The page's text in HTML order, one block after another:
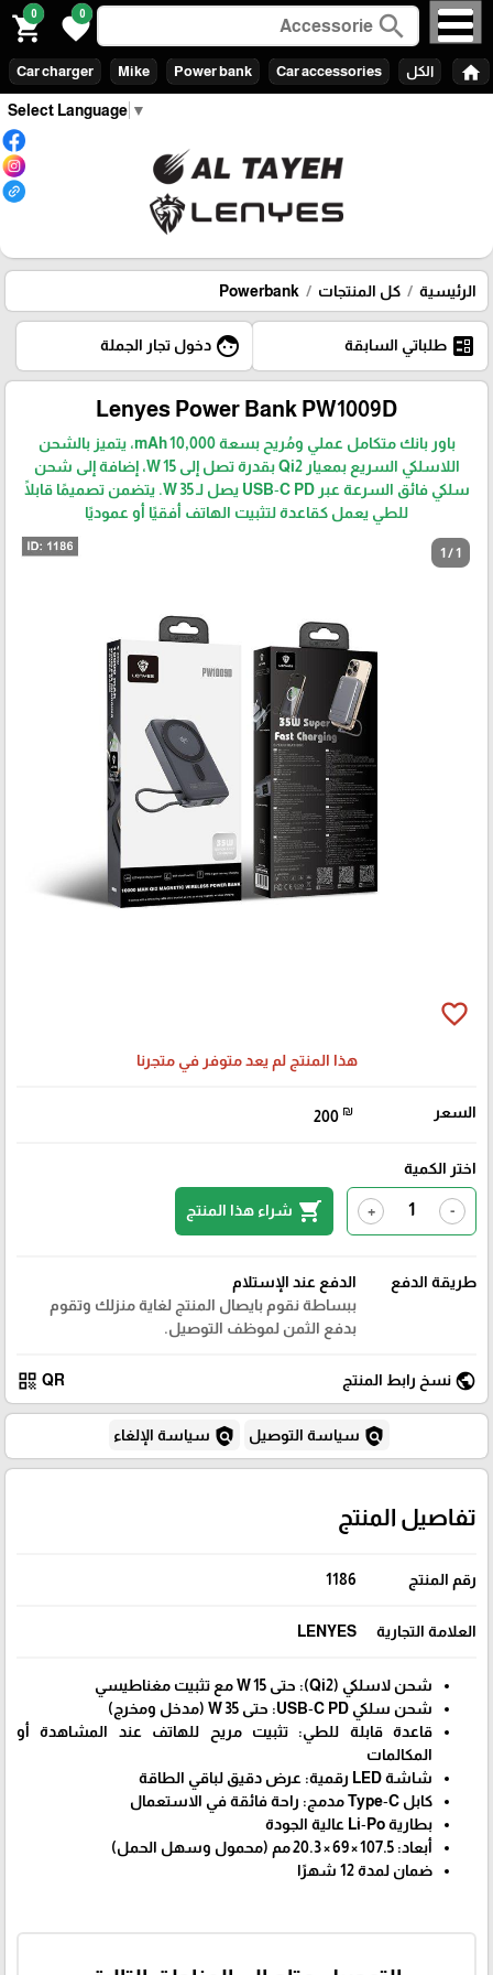
Select Language ▼
search
0
favorite
0
shopping_cart
home الكل Car charger Mike Power bank Car accessories
الرئيسية كل المنتجات Powerbank
ballot طلباتي السابقة face دخول تجار الجملة
Lenyes Power Bank PW1009D
باور بانك متكامل عملي ومُريح بسعة 10,000 mAh، يتميز بالشحن
اللاسلكي السريع بمعيار Qi2 بقدرة تصل إلى 15 W، إضافة إلى شحن
سلكي فائق السرعة عبر USB‑C PD يصل لـ 35 W. يتضمن تصميمًا قابلًا
للطي يعمل كقاعدة لتثبيت الهاتف أفقيًا أو عموديًا
1 / 1
favorite_border
هذا المنتج لم يعد متوفر في متجرنا
السعر 200 ₪
اختر الكمية
-
+
shopping_cart شراء هذا المنتج
طريقة الدفع
الدفع عند الإستلام
ببساطة نقوم بايصال المنتج لغاية منزلك وتقوم
بدفع الثمن لموظف التوصيل.
public نسخ رابط المنتج QR
qr_code
policy سياسة التوصيل policy سياسة الإلغاء
تفاصيل المنتج
رقم المنتج 1186
العلامة التجارية LENYES
شحن لاسلكي (Qi2): حتى 15 W مع تثبيت مغناطيسي
شحن سلكي USB‑C PD: حتى 35 W (مدخل ومخرج)
قاعدة قابلة للطي: تثبيت مريح للهاتف عند المشاهدة أو
المكالمات
شاشة LED رقمية: عرض دقيق لباقي الطاقة
كابل Type‑C مدمج: راحة فائقة في الاستعمال
بطارية Li‑Po عالية الجودة
أبعاد: 107.5 × 69 × 20.3 مم (محمول وسهل الحمل)
ضمان لمدة 12 شهرًا